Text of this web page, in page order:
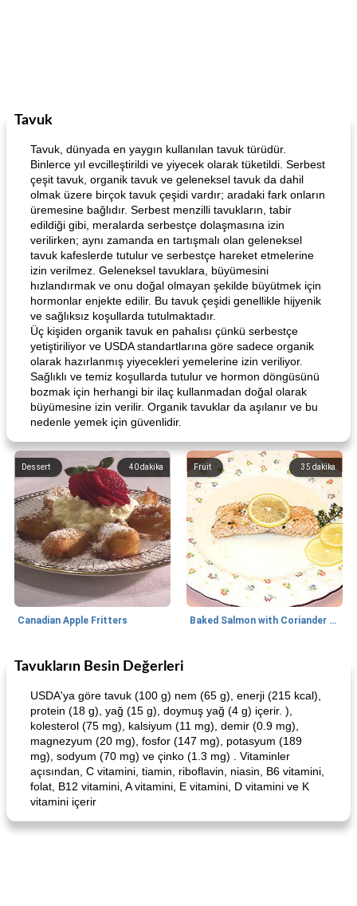
Tavuk
Tavuk, dünyada en yaygın kullanılan tavuk türüdür.
Binlerce yıl evcilleştirildi ve yiyecek olarak tüketildi. Serbest
çeşit tavuk, organik tavuk ve geleneksel tavuk da dahil
olmak üzere birçok tavuk çeşidi vardır; aradaki fark onların
üremesine bağlıdır. Serbest menzilli tavukların, tabir
edildiği gibi, meralarda serbestçe dolaşmasına izin
verilirken; aynı zamanda en tartışmalı olan geleneksel
tavuk kafeslerde tutulur ve serbestçe hareket etmelerine
izin verilmez. Geleneksel tavuklara, büyümesini
hızlandırmak ve onu doğal olmayan şekilde büyütmek için
hormonlar enjekte edilir. Bu tavuk çeşidi genellikle hijyenik
ve sağlıksız koşullarda tutulmaktadır.
Üç kişiden organik tavuk en pahalısı çünkü serbestçe
yetiştiriliyor ve USDA standartlarına göre sadece organik
olarak hazırlanmış yiyecekleri yemelerine izin veriliyor.
Sağlıklı ve temiz koşullarda tutulur ve hormon döngüsünü
bozmak için herhangi bir ilaç kullanmadan doğal olarak
büyümesine izin verilir. Organik tavuklar da aşılanır ve bu
nedenle yemek için güvenlidir.
40dakika
Dessert
Canadian Apple Fritters
35 dakika
Fruit
Baked Salmon with Coriander and Thyme
65dakika
Boneless Chicken Recipes
Curry Chicken Dinner Mexican Cream (Fudge)
Tavukların Besin Değerleri
USDA'ya göre tavuk (100 g) nem (65 g), enerji (215 kcal),
protein (18 g), yağ (15 g), doymuş yağ (4 g) içerir. ),
kolesterol (75 mg), kalsiyum (11 mg), demir (0.9 mg),
magnezyum (20 mg), fosfor (147 mg), potasyum (189
mg), sodyum (70 mg) ve çinko (1.3 mg) . Vitaminler
açısından, C vitamini, tiamin, riboflavin, niasin, B6 vitamini,
folat, B12 vitamini, A vitamini, E vitamini, D vitamini ve K
vitamini içerir